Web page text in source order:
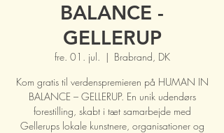
BALANCE -
GELLERUP
fre. 01. jul.
  |
Brabrand, DK
Kom gratis til verdenspremieren på HUMAN IN
BALANCE – GELLERUP. En unik udendørs
forestilling, skabt i tæt samarbejde med
Gellerups lokale kunstnere, organisationer og